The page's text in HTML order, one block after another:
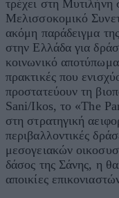
τρέχει στη Μυτιλήνη
Μελισσοκομικό
ακόμη παράδειγμα
στην Ελλάδα για
κοινωνικό
πρακτικές που
προστατεύουν τη
Sani/Ikos, το «The
στη στρατηγική
περιβαλλοντικές
μεσογειακών
δάσος της Σάνης, η
αποικίες